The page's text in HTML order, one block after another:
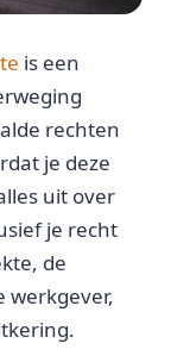
is een
rechten
je deze
uit over
je recht
de
werkgever,